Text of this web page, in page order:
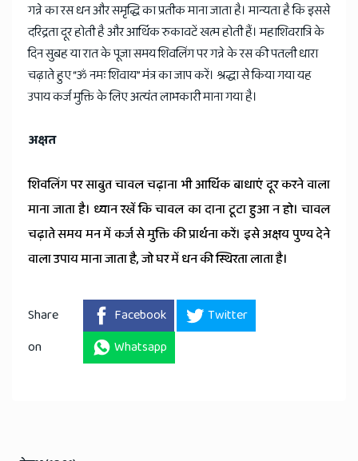
गन्ने का रस धन और समृद्धि का प्रतीक माना जाता है। मान्यता है कि इससे
दरिद्रता दूर होती है और आर्थिक रुकावटें खत्म होती हैं। महाशिवरात्रि के
दिन सुबह या रात के पूजा समय शिवलिंग पर गन्ने के रस की पतली धारा
चढ़ाते हुए “ॐ नमः शिवाय” मंत्र का जाप करें। श्रद्धा से किया गया यह
उपाय कर्ज मुक्ति के लिए अत्यंत लाभकारी माना गया है।
अक्षत
शिवलिंग पर साबुत चावल चढ़ाना भी आर्थिक बाधाएं दूर करने वाला
माना जाता है। ध्यान रखें कि चावल का दाना टूटा हुआ न हो। चावल
चढ़ाते समय मन में कर्ज से मुक्ति की प्रार्थना करें। इसे अक्षय पुण्य देने
वाला उपाय माना जाता है, जो घर में धन की स्थिरता लाता है।
Share
on
Facebook
Twitter
Whatsapp